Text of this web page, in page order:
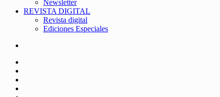
Newsletter
REVISTA DIGITAL
Revista digital
Ediciones Especiales